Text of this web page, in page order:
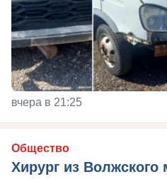
вчера в 21:25
Общество
Хирург из Волжского